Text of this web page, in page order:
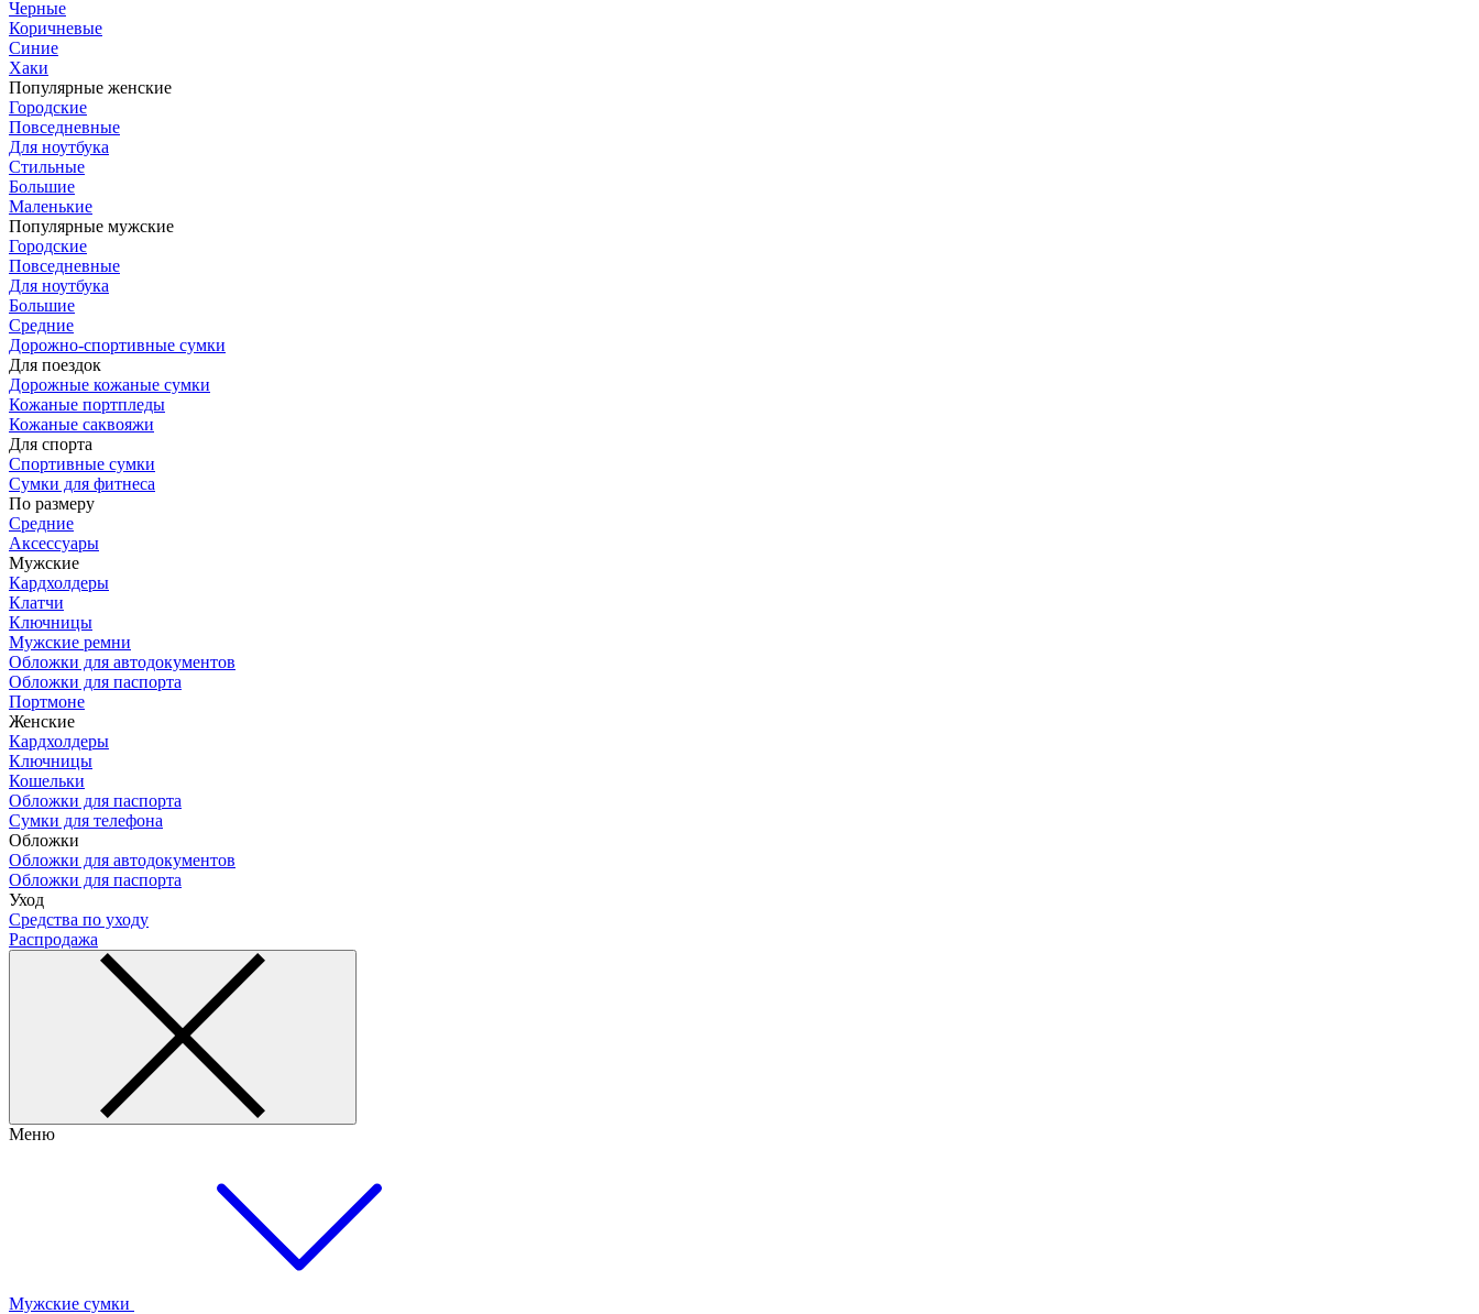
Черные
Коричневые
Синие
Хаки
Популярные женские
Городские
Повседневные
Для ноутбука
Стильные
Большие
Маленькие
Популярные мужские
Городские
Повседневные
Для ноутбука
Большие
Средние
Дорожно-спортивные сумки
Для поездок
Дорожные кожаные сумки
Кожаные портпледы
Кожаные саквояжи
Для спорта
Спортивные сумки
Сумки для фитнеса
По размеру
Средние
Аксессуары
Мужские
Кардхолдеры
Клатчи
Ключницы
Мужские ремни
Обложки для автодокументов
Обложки для паспорта
Портмоне
Женские
Кардхолдеры
Ключницы
Кошельки
Обложки для паспорта
Сумки для телефона
Обложки
Обложки для автодокументов
Обложки для паспорта
Уход
Средства по уходу
Распродажа
Меню
Мужские сумки